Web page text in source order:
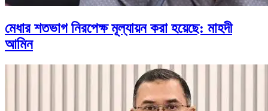
মেধার শতভাগ নিরপেক্ষ মূল্যায়ন করা হয়েছে: মাহদী
আমিন